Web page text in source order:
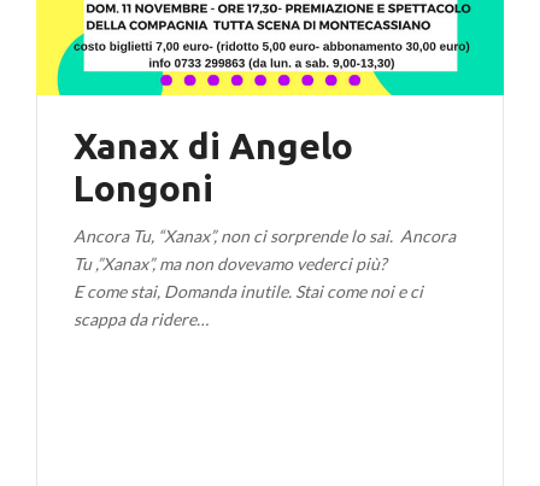
Xanax di Angelo
Longoni
Ancora Tu, “Xanax”, non ci sorprende lo sai. Ancora
Tu ,”Xanax”, ma non dovevamo vederci più?
E come stai, Domanda inutile. Stai come noi e ci
scappa da ridere…